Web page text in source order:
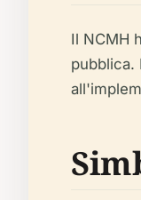
Il NCMH
pubblica.